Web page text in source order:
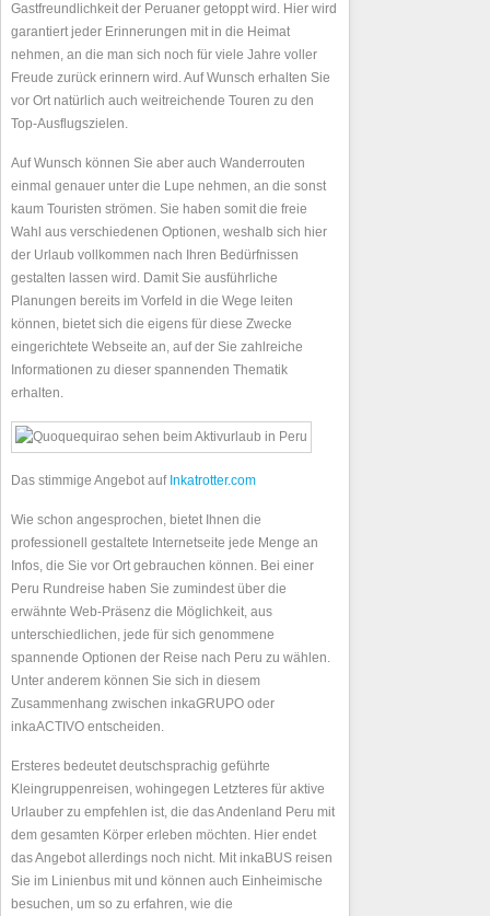
Gastfreundlichkeit der Peruaner getoppt wird. Hier wird
garantiert jeder Erinnerungen mit in die Heimat
nehmen, an die man sich noch für viele Jahre voller
Freude zurück erinnern wird. Auf Wunsch erhalten Sie
vor Ort natürlich auch weitreichende Touren zu den
Top-Ausflugszielen.
Auf Wunsch können Sie aber auch Wanderrouten
einmal genauer unter die Lupe nehmen, an die sonst
kaum Touristen strömen. Sie haben somit die freie
Wahl aus verschiedenen Optionen, weshalb sich hier
der Urlaub vollkommen nach Ihren Bedürfnissen
gestalten lassen wird. Damit Sie ausführliche
Planungen bereits im Vorfeld in die Wege leiten
können, bietet sich die eigens für diese Zwecke
eingerichtete Webseite an, auf der Sie zahlreiche
Informationen zu dieser spannenden Thematik
erhalten.
Das stimmige Angebot auf Inkatrotter.com
Wie schon angesprochen, bietet Ihnen die
professionell gestaltete Internetseite jede Menge an
Infos, die Sie vor Ort gebrauchen können. Bei einer
Peru Rundreise haben Sie zumindest über die
erwähnte Web-Präsenz die Möglichkeit, aus
unterschiedlichen, jede für sich genommene
spannende Optionen der Reise nach Peru zu wählen.
Unter anderem können Sie sich in diesem
Zusammenhang zwischen inkaGRUPO oder
inkaACTIVO entscheiden.
Ersteres bedeutet deutschsprachig geführte
Kleingruppenreisen, wohingegen Letzteres für aktive
Urlauber zu empfehlen ist, die das Andenland Peru mit
dem gesamten Körper erleben möchten. Hier endet
das Angebot allerdings noch nicht. Mit inkaBUS reisen
Sie im Linienbus mit und können auch Einheimische
besuchen, um so zu erfahren, wie die